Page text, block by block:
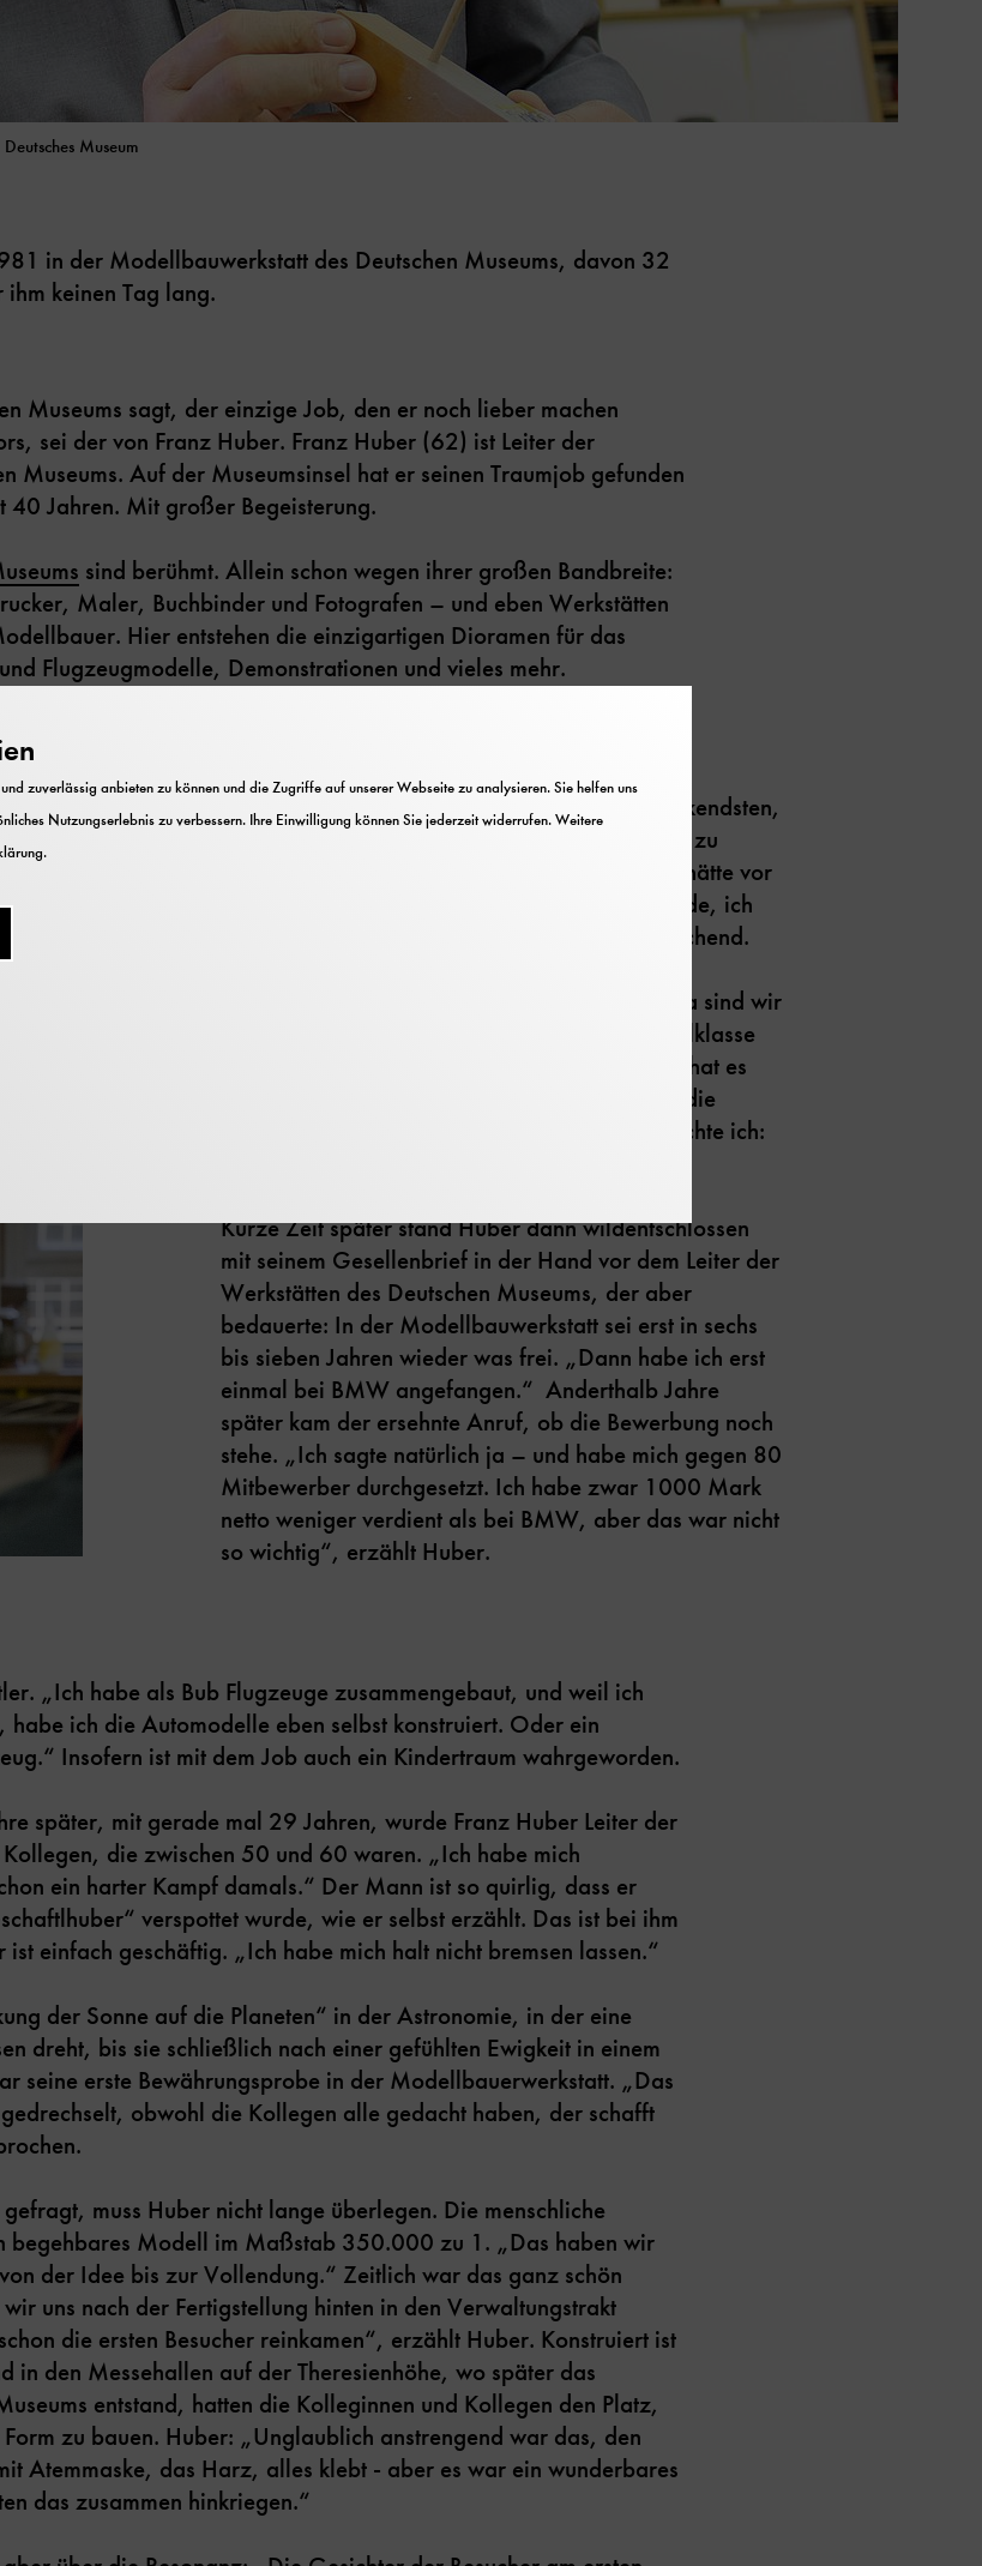
Museum
in der Modellbauwerkstatt des Deutschen Museums, davon 32
keinen Tag lang.
Museums sagt, der einzige Job, den er noch lieber machen
sei der von Franz Huber. Franz Huber (62) ist Leiter der
Museums. Auf der Museumsinsel hat er seinen Traumjob gefunden
40 Jahren. Mit großer Begeisterung.
sind berühmt. Allein schon wegen ihrer großen Bandbreite:
Maler, Buchbinder und Fotografen – und eben Werkstätten
Hier entstehen die einzigartigen Dioramen für das
Flugzeugmodelle, Demonstrationen und vieles mehr.
Die Modellbauwerkstatt
gehört zum Beeindruckendsten,
was das Museum außerhalb der Ausstellungen zu
bieten hat. „Wenn mir das jemand prophezeit hätte vor
40 Jahren, dass ich hier so lange arbeiten würde, ich
hätte ihm nicht geglaubt“, sagt Franz Huber lachend.
Die große Liebe nahm 1978 ihren Anfang. „Da sind wir
vor meiner Gesellenprüfung mit der Berufsschulklasse
ins Deutsche Museum gegangen. Unser Lehrer hat es
damals geschafft, dass wir auch einen Blick in die
Modellbauwerkstatt werfen dürfen. Und da dachte ich:
Kurze Zeit später stand Huber dann wildentschlossen
mit seinem Gesellenbrief in der Hand vor dem Leiter der
Werkstätten des Deutschen Museums, der aber
bedauerte: In der Modellbauwerkstatt sei erst in sechs
bis sieben Jahren wieder was frei. „Dann habe ich erst
einmal bei BMW angefangen.“ Anderthalb Jahre
später kam der ersehnte Anruf, ob die Bewerbung noch
stehe. „Ich sagte natürlich ja – und habe mich gegen 80
Mitbewerber durchgesetzt. Ich habe zwar 1000 Mark
netto weniger verdient als bei BMW, aber das war nicht
so wichtig“, erzählt Huber.
„Ich habe als Bub Flugzeuge zusammengebaut, und weil ich
habe ich die Automodelle eben selbst konstruiert. Oder ein
Insofern ist mit dem Job auch ein Kindertraum wahrgeworden.
später, mit gerade mal 29 Jahren, wurde Franz Huber Leiter der
die zwischen 50 und 60 waren. „Ich habe mich
ein harter Kampf damals.“ Der Mann ist so quirlig, dass er
verspottet wurde, wie er selbst erzählt. Das ist bei ihm
einfach geschäftig. „Ich habe mich halt nicht bremsen lassen.“
der Sonne auf die Planeten“ in der Astronomie, in der eine
dreht, bis sie schließlich nach einer gefühlten Ewigkeit in einem
seine erste Bewährungsprobe in der Modellbauerwerkstatt. „Das
obwohl die Kollegen alle gedacht haben, der schafft
muss Huber nicht lange überlegen. Die menschliche
begehbares Modell im Maßstab 350.000 zu 1. „Das haben wir
der Idee bis zur Vollendung.“ Zeitlich war das ganz schön
uns nach der Fertigstellung hinten in den Verwaltungstrakt
die ersten Besucher reinkamen“, erzählt Huber. Konstruiert ist
in den Messehallen auf der Theresienhöhe, wo später das
entstand, hatten die Kolleginnen und Kollegen den Platz,
zu bauen. Huber: „Unglaublich anstrengend war das, den
Atemmaske, das Harz, alles klebt - aber es war ein wunderbares
das zusammen hinkriegen.“
zuverlässig anbieten zu können und die Zugriffe auf unserer Webseite zu analysieren. Sie helfen uns
Nutzungserlebnis zu verbessern. Ihre Einwilligung können Sie jederzeit widerrufen. Weitere
.